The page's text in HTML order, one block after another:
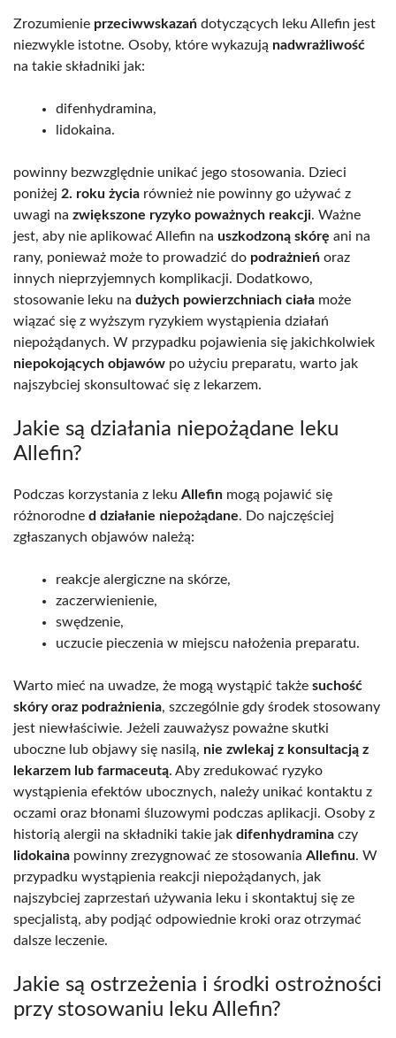
Zrozumienie przeciwwskazań dotyczących leku Allefin jest
niezwykle istotne. Osoby, które wykazują nadwrażliwość
na takie składniki jak:
difenhydramina,
lidokaina.
powinny bezwzględnie unikać jego stosowania. Dzieci
poniżej 2. roku życia również nie powinny go używać z
uwagi na zwiększone ryzyko poważnych reakcji. Ważne
jest, aby nie aplikować Allefin na uszkodzoną skórę ani na
rany, ponieważ może to prowadzić do podrażnień oraz
innych nieprzyjemnych komplikacji. Dodatkowo,
stosowanie leku na dużych powierzchniach ciała może
wiązać się z wyższym ryzykiem wystąpienia działań
niepożądanych. W przypadku pojawienia się jakichkolwiek
niepokojących objawów po użyciu preparatu, warto jak
najszybciej skonsultować się z lekarzem.
Jakie są działania niepożądane leku
Allefin?
Podczas korzystania z leku Allefin mogą pojawić się
różnorodne d działanie niepożądane. Do najczęściej
zgłaszanych objawów należą:
reakcje alergiczne na skórze,
zaczerwienienie,
swędzenie,
uczucie pieczenia w miejscu nałożenia preparatu.
Warto mieć na uwadze, że mogą wystąpić także suchość
skóry oraz podrażnienia, szczególnie gdy środek stosowany
jest niewłaściwie. Jeżeli zauważysz poważne skutki
uboczne lub objawy się nasilą, nie zwlekaj z konsultacją z
lekarzem lub farmaceutą. Aby zredukować ryzyko
wystąpienia efektów ubocznych, należy unikać kontaktu z
oczami oraz błonami śluzowymi podczas aplikacji. Osoby z
historią alergii na składniki takie jak difenhydramina czy
lidokaina powinny zrezygnować ze stosowania Allefinu. W
przypadku wystąpienia reakcji niepożądanych, jak
najszybciej zaprzestań używania leku i skontaktuj się ze
specjalistą, aby podjąć odpowiednie kroki oraz otrzymać
dalsze leczenie.
Jakie są ostrzeżenia i środki ostrożności
przy stosowaniu leku Allefin?